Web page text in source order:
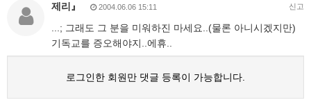
제리』 2004.06.06 15:11 신고
...; 그래도 그 분을 미워하진 마세요..(물론 아니시겠지만)
기독교를 증오해야지..에휴..
로그인한 회원만 댓글 등록이 가능합니다.